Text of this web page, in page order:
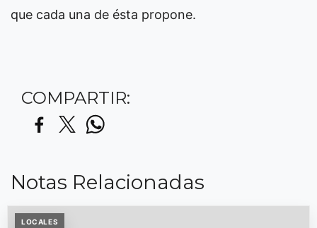
que cada una de ésta propone.
COMPARTIR:
Notas Relacionadas
LOCALES